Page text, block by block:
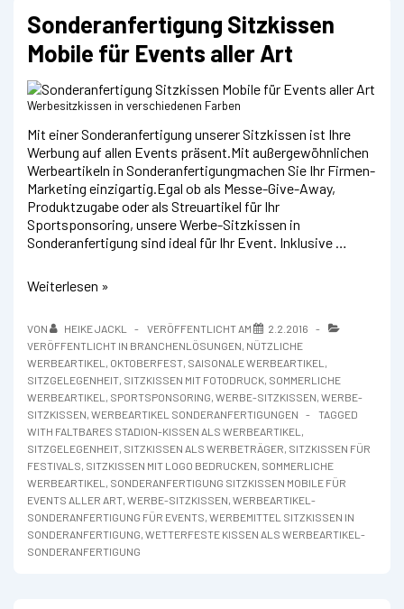
Sonderanfertigung Sitzkissen
Mobile für Events aller Art
Werbesitzkissen in verschiedenen Farben
Mit einer Sonderanfertigung unserer Sitzkissen ist Ihre
Werbung auf allen Events präsent.Mit außergewöhnlichen
Werbeartikeln in Sonderanfertigungmachen Sie Ihr Firmen-
Marketing einzigartig.Egal ob als Messe-Give-Away,
Produktzugabe oder als Streuartikel für Ihr
Sportsponsoring, unsere Werbe-Sitzkissen in
Sonderanfertigung sind ideal für Ihr Event. Inklusive …
Sonderanfertigung
Mobile
für
Events
aller
Art
Weiterlesen »
VON HEIKE JACKL VERÖFFENTLICHT AM
2.2.2016
VERÖFFENTLICHT IN BRANCHENLÖSUNGEN, NÜTZLICHE
WERBEARTIKEL , OKTOBERFEST, SAISONALE WERBEARTIKEL ,
SITZGELEGENHEIT, SITZKISSEN MIT FOTODRUCK, SOMMERLICHE
WERBEARTIKEL , SPORTSPONSORING, WERBE-SITZKISSEN, WERBE-
SITZKISSEN, WERBEARTIKEL SONDERANFERTIGUNGEN
TAGGED
WITH FALTBARES STADION-KISSEN ALS WERBEARTIKEL ,
SITZGELEGENHEIT, SITZKISSEN ALS WERBETRÄGER, SITZKISSEN FÜR
FESTIVALS, SITZKISSEN MIT LOGO BEDRUCKEN, SOMMERLICHE
WERBEARTIKEL , SONDERANFERTIGUNG SITZKISSEN MOBILE FÜR
EVENTS ALLER ART, WERBE-SITZKISSEN, WERBEARTIKEL-
SONDERANFERTIGUNG FÜR EVENTS, WERBEMITTEL SITZKISSEN IN
SONDERANFERTIGUNG, WETTERFESTE KISSEN ALS WERBEARTIKEL-
SONDERANFERTIGUNG